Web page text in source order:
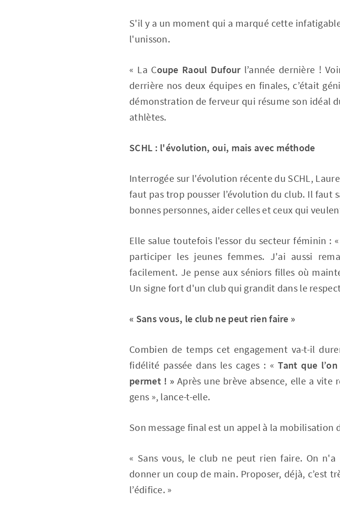
S'il y a un moment qui a marqué cette
l'unisson.
« La Coupe Raoul Dufour l’année dernière !
derrière nos deux équipes en finales, c’était
démonstration de ferveur qui résume son idéal
athlètes.
SCHL : l'évolution, oui, mais avec méthode
Interrogée sur l'évolution récente du SCHL,
faut pas trop pousser l’évolution du club. Il faut
bonnes personnes, aider celles et ceux qui
Elle salue toutefois l'essor du secteur féminin :
participer les jeunes femmes. J'ai aussi
facilement. Je pense aux séniors filles où
Un signe fort d'un club qui grandit dans le
« Sans vous, le club ne peut rien faire »
Combien de temps cet engagement va-t-il
fidélité passée dans les cages : « Tant que
permet ! » Après une brève absence, elle a vite
gens », lance-t-elle.
Son message final est un appel à la mobilisation
« Sans vous, le club ne peut rien faire. On
donner un coup de main. Proposer, déjà, c’est
l’édifice. »